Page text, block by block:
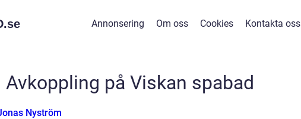
se Annonsering Om oss Cookies Kontakta oss
Avkoppling på Viskan spabad
Nyström